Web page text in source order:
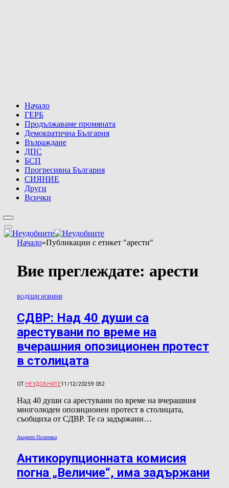
Начало
ГЕРБ
Продължаваме промяната
Демократична България
Възраждане
ДПС
БСП
Прогресивна България
СИЯНИЕ
Други
Всички
Начало»Публикации с етикет "арести"
Вие преглеждате: арести
ВОДЕЩИ НОВИНИ
СДВР: Над 40 души са
арестувани по време на
вчерашния опозиционен протест
в столицата
ОТ НЕУДОБНИТЕ11/12/20259 052
Над 40 души са арестувани по време на вчерашния
многолюден опозиционен протест в столицата,
съобщиха от СДВР. Те са задържани…
Акценти Политика
Антикорупционната комисия
погна „Величие“, има задържани